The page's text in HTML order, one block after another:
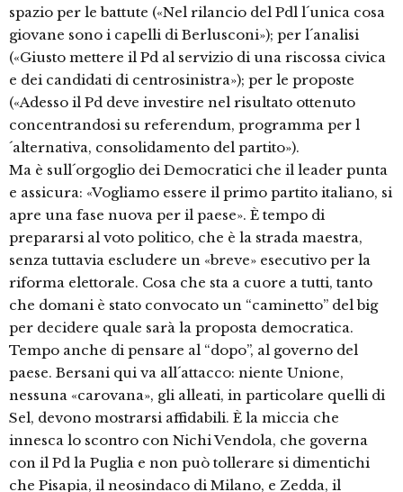
spazio per le battute («Nel rilancio del Pdl l´unica cosa
giovane sono i capelli di Berlusconi»); per l´analisi
(«Giusto mettere il Pd al servizio di una riscossa civica
e dei candidati di centrosinistra»); per le proposte
(«Adesso il Pd deve investire nel risultato ottenuto
concentrandosi su referendum, programma per l
´alternativa, consolidamento del partito»).
Ma è sull´orgoglio dei Democratici che il leader punta
e assicura: «Vogliamo essere il primo partito italiano, si
apre una fase nuova per il paese». È tempo di
prepararsi al voto politico, che è la strada maestra,
senza tuttavia escludere un «breve» esecutivo per la
riforma elettorale. Cosa che sta a cuore a tutti, tanto
che domani è stato convocato un “caminetto” del big
per decidere quale sarà la proposta democratica.
Tempo anche di pensare al “dopo”, al governo del
paese. Bersani qui va all´attacco: niente Unione,
nessuna «carovana», gli alleati, in particolare quelli di
Sel, devono mostrarsi affidabili. È la miccia che
innesca lo scontro con Nichi Vendola, che governa
con il Pd la Puglia e non può tollerare si dimentichi
che Pisapia, il neosindaco di Milano, e Zedda, il